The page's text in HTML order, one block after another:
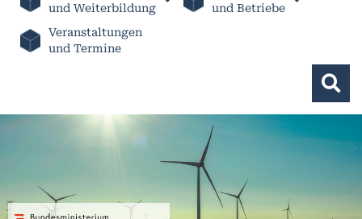
und Weiterbildung
und Betriebe
Veranstaltungen
und Termine